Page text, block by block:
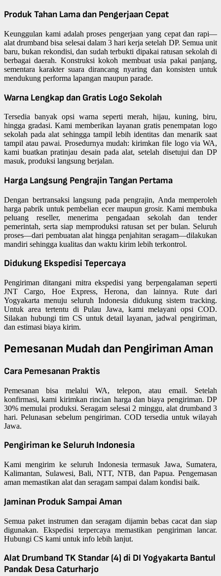
Produk Tahan Lama dan Pengerjaan Cepat
Keunggulan kami adalah proses pengerjaan yang cepat dan rapi—
alat drumband bisa selesai dalam 3 hari kerja setelah DP. Semua unit
baru, bukan rekondisi, dan sudah terbukti dipakai ratusan sekolah di
berbagai daerah. Konstruksi kokoh membuat usia pakai panjang,
sementara karakter suara dirancang nyaring dan konsisten untuk
mendukung performa lapangan maupun parade.
Warna Lengkap dan Gratis Logo Sekolah
Tersedia banyak opsi warna seperti merah, hijau, kuning, biru,
hingga gradasi. Kami memberikan layanan gratis penempatan logo
sekolah pada alat sehingga tampil lebih identitas dan menarik saat
tampil atau pawai. Prosedurnya mudah: kirimkan file logo via WA,
kami buatkan pratinjau desain pada alat, setelah disetujui dan DP
masuk, produksi langsung berjalan.
Harga Langsung Pengrajin Tangan Pertama
Dengan bertransaksi langsung pada pengrajin, Anda memperoleh
harga pabrik untuk pembelian ecer maupun grosir. Kami membuka
peluang reseller, menerima pengadaan sekolah dan tender
pemerintah, serta siap memproduksi ratusan set per bulan. Seluruh
proses—dari pembuatan alat hingga penjahitan seragam—dilakukan
mandiri sehingga kualitas dan waktu kirim lebih terkontrol.
Didukung Ekspedisi Tepercaya
Pengiriman ditangani mitra ekspedisi yang berpengalaman seperti
JNT Cargo, Hoe Express, Herona, dan lainnya. Rute dari
Yogyakarta menuju seluruh Indonesia didukung sistem tracking.
Untuk area tertentu di Pulau Jawa, kami melayani opsi COD.
Silakan hubungi tim CS untuk detail layanan, jadwal pengiriman,
dan estimasi biaya kirim.
Pemesanan Mudah dan Pengiriman Aman
Cara Pemesanan Praktis
Pemesanan bisa melalui WA, telepon, atau email. Setelah
konfirmasi, kami kirimkan rincian harga dan biaya pengiriman. DP
30% memulai produksi. Seragam selesai 2 minggu, alat drumband 3
hari. Pelunasan sebelum pengiriman. COD tersedia untuk wilayah
Jawa.
Pengiriman ke Seluruh Indonesia
Kami mengirim ke seluruh Indonesia termasuk Jawa, Sumatera,
Kalimantan, Sulawesi, Bali, NTT, NTB, dan Papua. Pengemasan
aman memastikan alat dan seragam sampai dalam kondisi baik.
Jaminan Produk Sampai Aman
Semua paket instrumen dan seragam dijamin bebas cacat dan siap
digunakan. Ekspedisi terpercaya memastikan pengiriman lancar.
Hubungi CS kami untuk info lebih lanjut.
Alat Drumband TK Standar (4) di DI Yogyakarta Bantul
Pandak Desa Caturharjo